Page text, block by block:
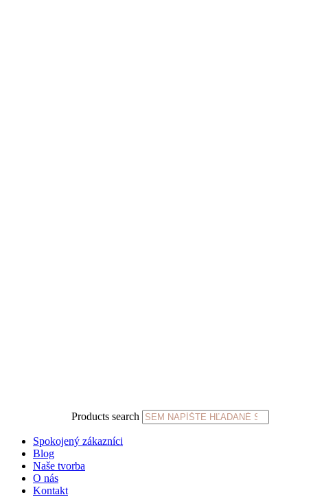
Products search
Spokojený zákazníci
Blog
Naše tvorba
O nás
Kontakt